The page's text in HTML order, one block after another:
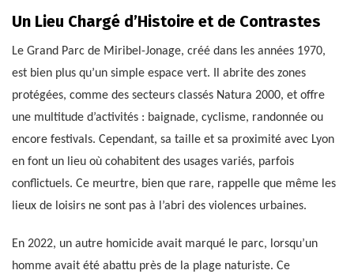
Un Lieu Chargé d’Histoire et de Contrastes
Le Grand Parc de Miribel-Jonage, créé dans les années 1970,
est bien plus qu’un simple espace vert. Il abrite des zones
protégées, comme des secteurs classés Natura 2000, et offre
une multitude d’activités : baignade, cyclisme, randonnée ou
encore festivals. Cependant, sa taille et sa proximité avec Lyon
en font un lieu où cohabitent des usages variés, parfois
conflictuels. Ce meurtre, bien que rare, rappelle que même les
lieux de loisirs ne sont pas à l’abri des violences urbaines.
En 2022, un autre homicide avait marqué le parc, lorsqu’un
homme avait été abattu près de la plage naturiste. Ce